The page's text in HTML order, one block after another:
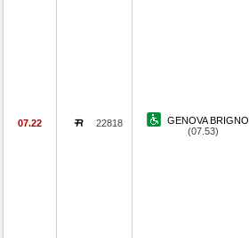
07.22 22818
GENOVA
(07.53)